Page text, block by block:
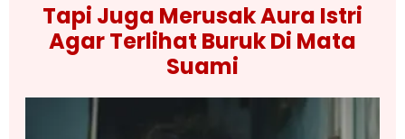
Tapi Juga Merusak Aura Istri
Agar Terlihat Buruk Di Mata
Suami